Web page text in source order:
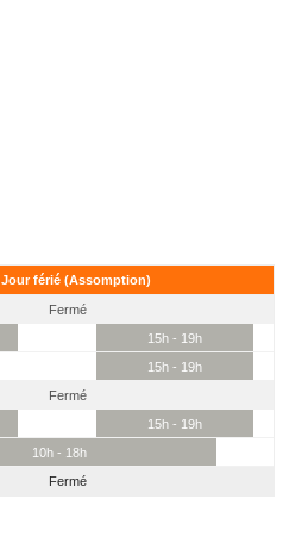
Jour férié (Assomption)
Fermé
15h - 19h
15h - 19h
Fermé
15h - 19h
10h - 18h
Fermé